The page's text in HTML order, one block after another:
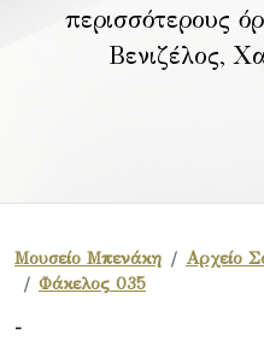
περισσότερους
Βενιζέλος,
Μουσείο Μπενάκη
Αρχείο
Φάκελος 035
-